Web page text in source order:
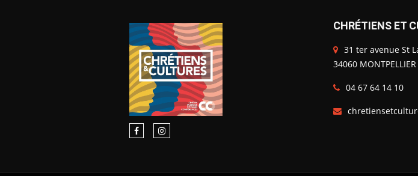
CHRÉTIENS ET
31 ter avenue St
34060
04 67 64 14 10